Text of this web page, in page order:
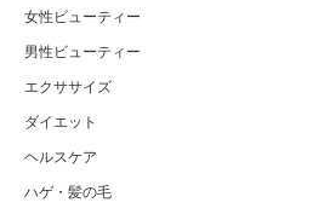
女性ビューティー
男性ビューティー
エクササイズ
ダイエット
ヘルスケア
ハゲ・髪の毛